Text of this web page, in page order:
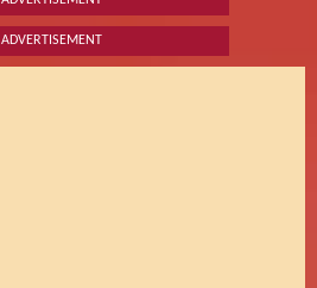
ADVERTISEMENT